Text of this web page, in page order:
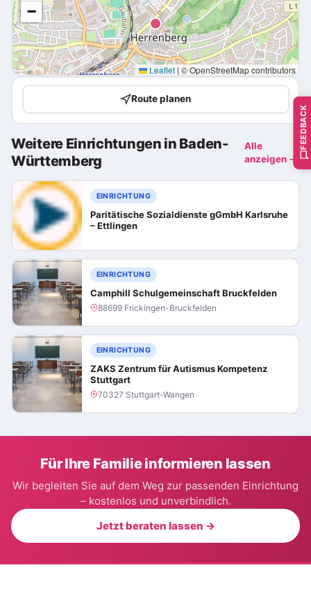
−
Leaflet | © OpenStreetMap contributors
Route planen
Weitere Einrichtungen in Baden-
Württemberg
Alle
anzeigen →
EINRICHTUNG
Paritätische Sozialdienste gGmbH Karlsruhe
– Ettlingen
EINRICHTUNG
Camphill Schulgemeinschaft Bruckfelden
88699 Frickingen-Bruckfelden
EINRICHTUNG
ZAKS Zentrum für Autismus Kompetenz
Stuttgart
70327 Stuttgart-Wangen
Für Ihre Familie informieren lassen
Wir begleiten Sie auf dem Weg zur passenden Einrichtung
– kostenlos und unverbindlich.
Jetzt beraten lassen →
FEEDBACK